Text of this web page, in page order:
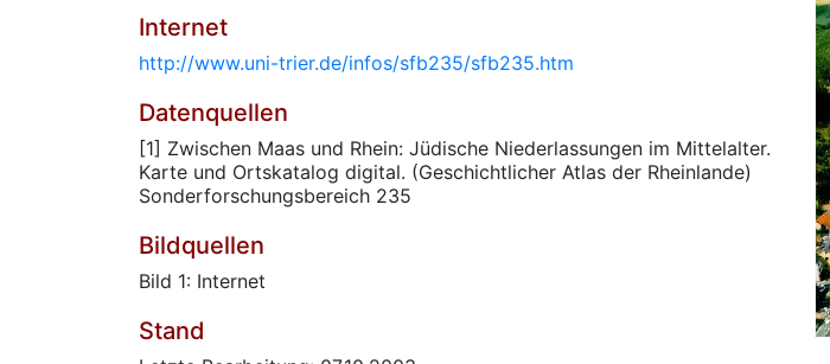
Internet
http://www.uni-trier.de/infos/sfb235/sfb235.htm
Datenquellen
[1] Zwischen Maas und Rhein: Jüdische Niederlassungen im Mittelalter.
Karte und Ortskatalog digital. (Geschichtlicher Atlas der Rheinlande)
Sonderforschungsbereich 235
Bildquellen
Bild 1: Internet
Stand